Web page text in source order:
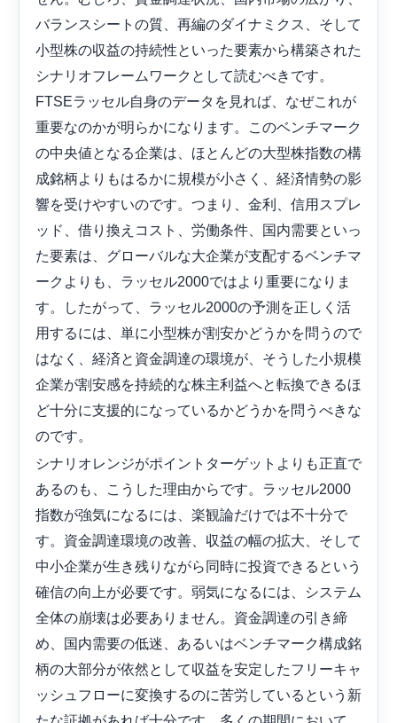
バランスシートの質、再編のダイナミクス、そして
小型株の収益の持続性といった要素から構築された
シナリオフレームワークとして読むべきです。
FTSEラッセル自身のデータを見れば、なぜこれが
重要なのかが明らかになります。このベンチマーク
の中央値となる企業は、ほとんどの大型株指数の構
成銘柄よりもはるかに規模が小さく、経済情勢の影
響を受けやすいのです。つまり、金利、信用スプレ
ッド、借り換えコスト、労働条件、国内需要といっ
た要素は、グローバルな大企業が支配するベンチマ
ークよりも、ラッセル2000ではより重要になりま
す。したがって、ラッセル2000の予測を正しく活
用するには、単に小型株が割安かどうかを問うので
はなく、経済と資金調達の環境が、そうした小規模
企業が割安感を持続的な株主利益へと転換できるほ
ど十分に支援的になっているかどうかを問うべきな
のです。
シナリオレンジがポイントターゲットよりも正直で
あるのも、こうした理由からです。ラッセル2000
指数が強気になるには、楽観論だけでは不十分で
す。資金調達環境の改善、収益の幅の拡大、そして
中小企業が生き残りながら同時に投資できるという
確信の向上が必要です。弱気になるには、システム
全体の崩壊は必要ありません。資金調達の引き締
め、国内需要の低迷、あるいはベンチマーク構成銘
柄の大部分が依然として収益を安定したフリーキャ
ッシュフローに変換するのに苦労しているという新